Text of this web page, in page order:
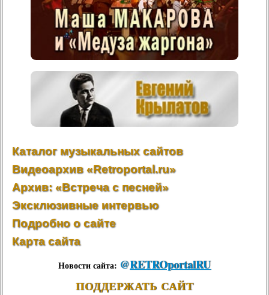
Каталог музыкальных сайтов
Видеоархив «Retroportal.ru»
Архив: «Встреча с песней»
Эксклюзивные интервью
Подробно о сайте
Карта сайта
Новости сайта: @RETROportalRU
ПОДДЕРЖАТЬ САЙТ